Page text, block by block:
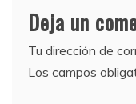
Deja un
Tu dirección de
Los campos